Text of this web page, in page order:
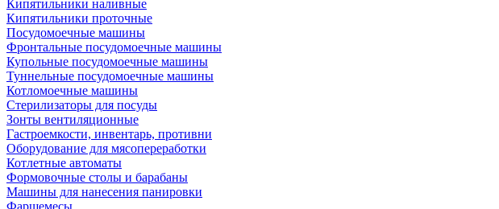
Кипятильники наливные
Кипятильники проточные
Посудомоечные машины
Фронтальные посудомоечные машины
Купольные посудомоечные машины
Туннельные посудомоечные машины
Котломоечные машины
Стерилизаторы для посуды
Зонты вентиляционные
Гастроемкости, инвентарь, противни
Оборудование для мясопереработки
Котлетные автоматы
Формовочные столы и барабаны
Машины для нанесения панировки
Фаршемесы